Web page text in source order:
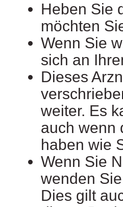
Heben Sie
möchten
Wenn Sie
sich an
Dieses
weiter. Es
auch wenn
haben wie
Wenn Sie
wenden
Dies gilt